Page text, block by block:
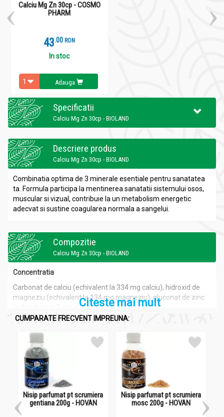
Calciu Mg Zn 30cp - COSMO
PHARM
43.0 RON
In stoc
Adauga
Specificatii
Calciu Mg Zn 30cp - BIOLAND
Descriere produs
Calciu Mg Zn 30cp - BIOLAND
Combinatia optima de 3 minerale esentiale pentru sanatatea
ta. Formula participa la mentinerea sanatatii sistemului osos,
muscular si vizual, contribuie la un metabolism energetic
adecvat si sustine coagularea normala a sangelui.
Compozitie
Calciu Mg Zn 30cp - BIOLAND
Concentratia
Carbonat de calciu (echivalent la 334 mg calciu), hidroxid de
magneziu (echivalent la 134 mg magneziu), gluconat de zinc
(echivalent la 5 mg zinc)
Calciu Mg Zn 30cp - BIOLAND
Calciuleste mineralul cel mai bogat reprezentat in organismul
uman. Are rol important in mineralizarea oaselor si a dintilor,
functionarea sistemului nervos, contractia musculara,
Citeste mai mult
CUMPARATE FRECVENT IMPREUNA:
Nisip parfumat pt scrumiera
gentiana 200g - HOVAN
Nisip parfumat pt scrumiera
mosc 200g - HOVAN